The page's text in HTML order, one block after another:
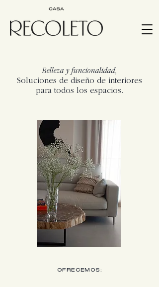
Belleza y funcionalidad,
Soluciones de diseño de interiores
para todos los espacios.
OFRECEMOS: